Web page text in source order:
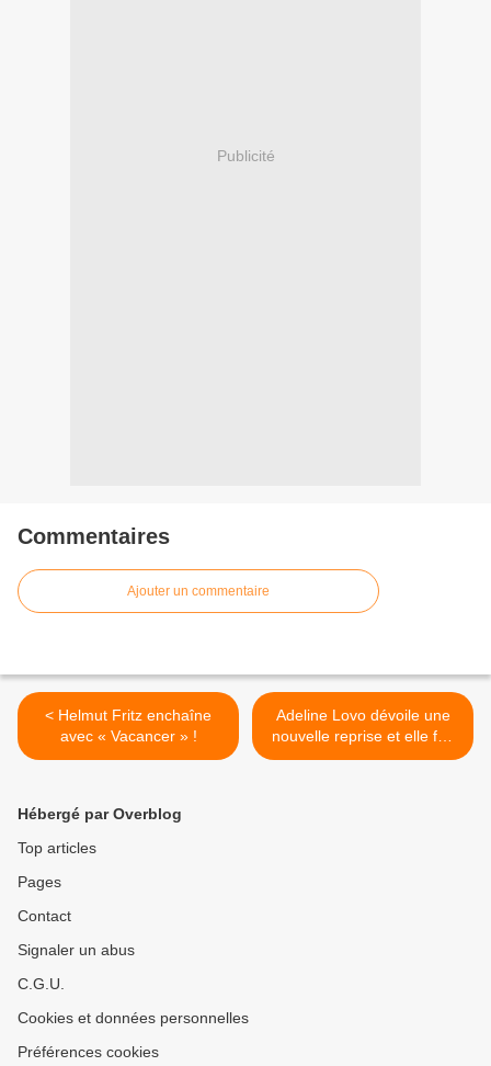
Publicité
Commentaires
Ajouter un commentaire
< Helmut Fritz enchaîne
avec « Vacancer » !
Adeline Lovo dévoile une
nouvelle reprise et elle fait
mieux que la V.O ! >
Hébergé par Overblog
Top articles
Pages
Contact
Signaler un abus
C.G.U.
Cookies et données personnelles
Préférences cookies